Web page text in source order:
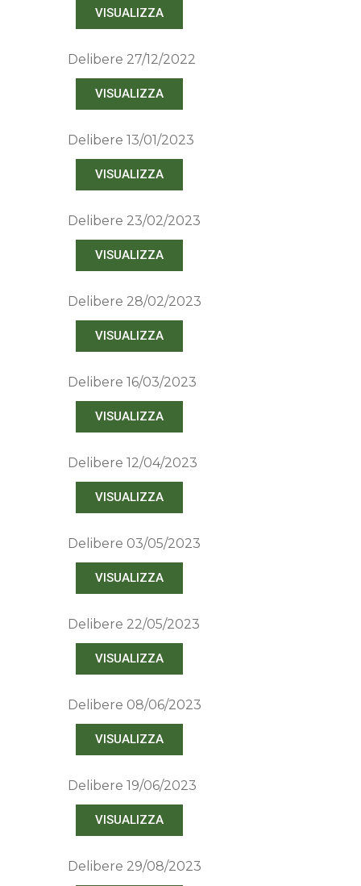
VISUALIZZA
Delibere 27/12/2022
VISUALIZZA
Delibere 13/01/2023
VISUALIZZA
Delibere 23/02/2023
VISUALIZZA
Delibere 28/02/2023
VISUALIZZA
Delibere 16/03/2023
VISUALIZZA
Delibere 12/04/2023
VISUALIZZA
Delibere 03/05/2023
VISUALIZZA
Delibere 22/05/2023
VISUALIZZA
Delibere 08/06/2023
VISUALIZZA
Delibere 19/06/2023
VISUALIZZA
Delibere 29/08/2023